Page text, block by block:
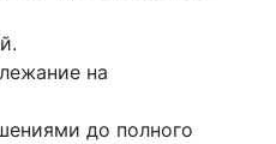
на
до полного